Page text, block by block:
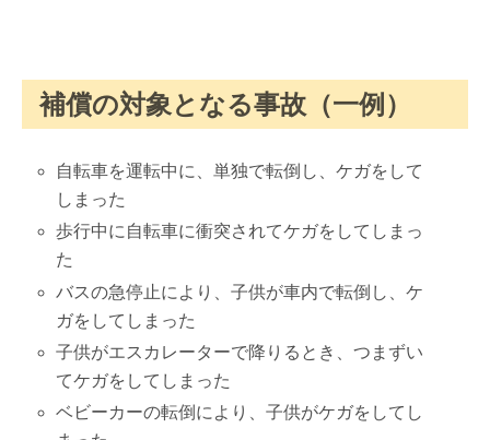
補償の対象となる事故（一例）
自転車を運転中に、単独で転倒し、ケガをして
しまった
歩行中に自転車に衝突されてケガをしてしまっ
た
バスの急停止により、子供が車内で転倒し、ケ
ガをしてしまった
子供がエスカレーターで降りるとき、つまずい
てケガをしてしまった
ベビーカーの転倒により、子供がケガをしてし